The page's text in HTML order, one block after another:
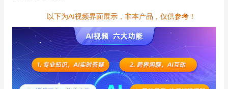
以下为AI视频界面展示，非本产品，仅供参考！